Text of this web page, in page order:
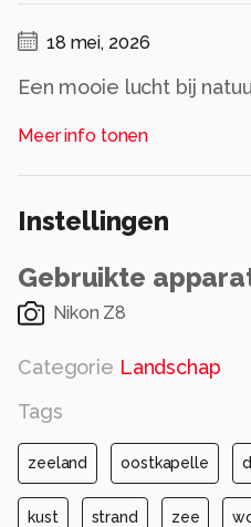
18 mei, 2026
Een mooie lucht bij
Meer info tonen
Instellingen
Gebruikte
Nikon Z8
Categorie Landschap
Tags
zeeland oostkapelle
kust strand zee